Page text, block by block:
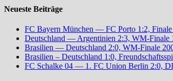
Neueste Beiträge
FC Bayern München — FC Porto 1:2, Finale
Deutschland — Argentinien 2:3, WM-Finale
Brasilien — Deutschland 2:0, WM-Finale
Brasilien – Deutschland 1:0,
FC Schalke 04 — 1. FC Union Berlin 2:0,